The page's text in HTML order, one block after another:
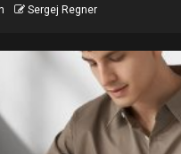
Sergej Regner